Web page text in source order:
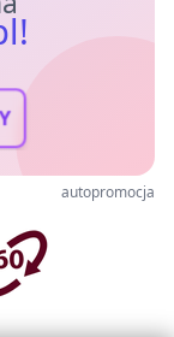
autopromocja